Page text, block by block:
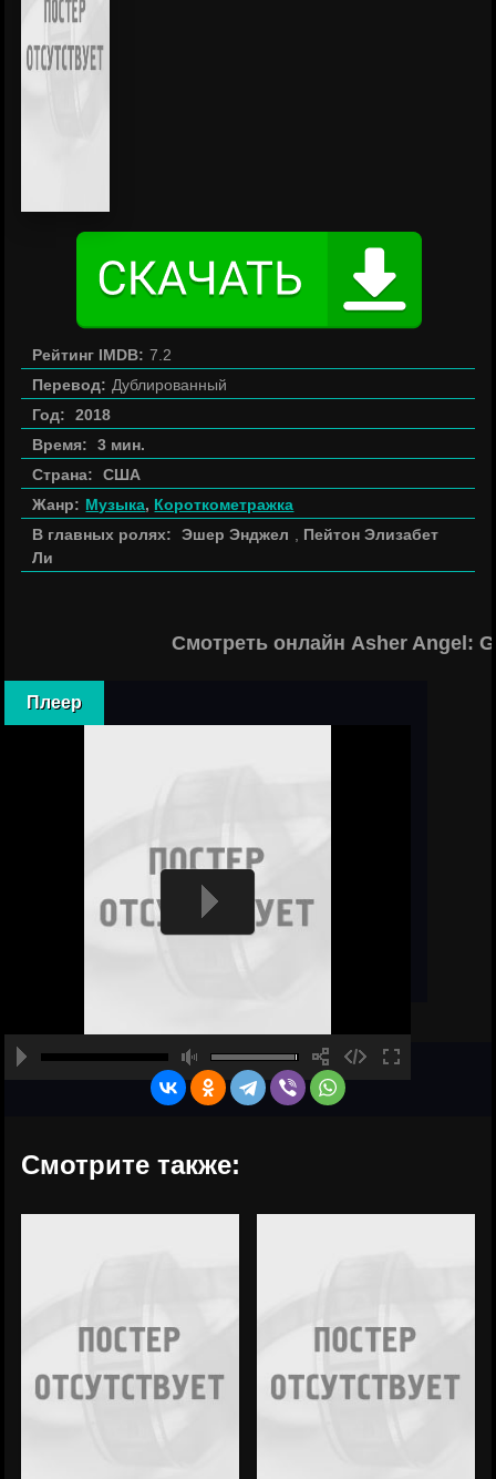
Рейтинг IMDB: 7.2
Перевод: Дублированный
Год:
2018
Время:
3 мин.
Страна:
США
Жанр: Музыка, Короткометражка
В главных ролях:
Эшер Энджел
Пейтон Элизабет
Ли
Смотреть онлайн Asher Angel:
Плеер
Смотрите также: